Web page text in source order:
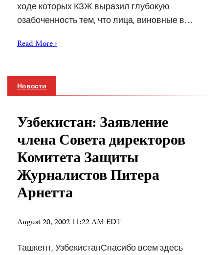
ходе которых КЗЖ выразил глубокую
озабоченность тем, что лица, виновные в…
Read More ›
Новости
Узбекистан: Заявление
члена Совета директоров
Комитета Защиты
Журналистов Питера
Арнетта
August 20, 2002 11:22 AM EDT
Ташкент, УзбекистанСпасибо всем здесь